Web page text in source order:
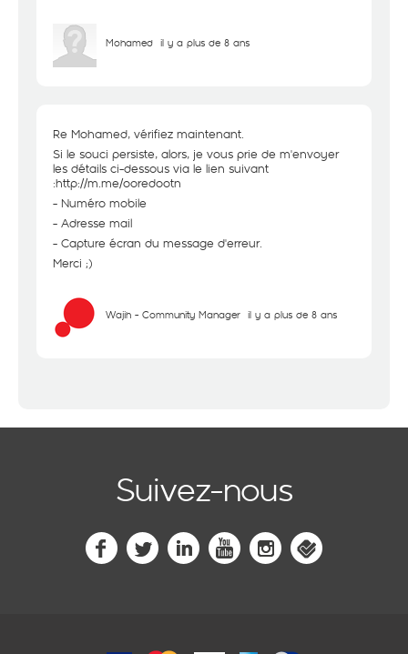
Mohamed il y a plus de 8 ans
Re Mohamed, vérifiez maintenant.
Si le souci persiste, alors, je vous prie de m'envoyer
les détails ci-dessous via le lien suivant
:http://m.me/ooredootn
- Numéro mobile
- Adresse mail
- Capture écran du message d'erreur.
Merci ;)
Wajih - Community Manager il y a plus de 8 ans
Suivez-nous